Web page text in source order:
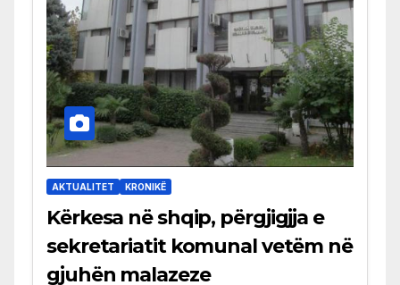
AKTUALITET KRONIKË
Kërkesa në shqip, përgjigjja e
sekretariatit komunal vetëm në
gjuhën malazeze